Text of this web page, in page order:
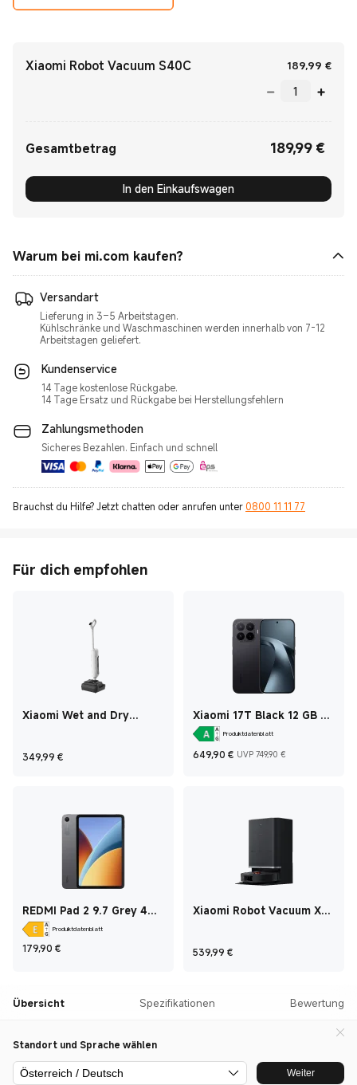
Xiaomi Robot Vacuum S40C 189,99 €
Gesamtbetrag 189,99 €
In den Einkaufswagen
Warum bei mi.com kaufen?
Versandart
Lieferung in 3–5 Arbeitstagen.
Kühlschränke und Waschmaschinen werden innerhalb von 7-12
Kundenservice
14 Tage kostenlose Rückgabe.
14 Tage Ersatz und Rückgabe bei Herstellungsfehlern
Zahlungsmethoden
Sicheres Bezahlen. Einfach und schnell
Brauchst du Hilfe? Jetzt chatten oder anrufen unter 0800 11 11 77
Für dich empfohlen
Xiaomi Wet and Dry
349,99 € Current Price €349,99
Xiaomi 17T Black 12 GB +
256 GBProduktdatenblatt
649,90 € Current Price
UVP 749,90 €
REDMI Pad 2 9.7 Grey 4
GB + 128 GB
Produktdatenblatt
179,90 € Current Price €179,90
Xiaomi Robot Vacuum X20
539,99 €
Übersicht Spezifikationen Bewertung